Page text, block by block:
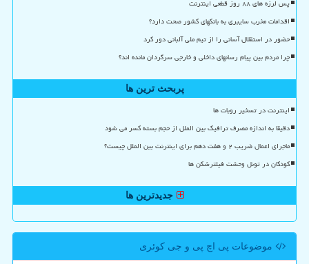
پس لرزه های ۸۸ روز قطعی اینترنت
اقدامات مخرب سایبری به بانکهای کشور صحت دارد؟
حضور در استقلال آسانی را از تیم ملی آلبانی دور کرد
چرا مردم بین پیام رسانهای داخلی و خارجی سرگردان مانده اند؟
پربحث ترین ها
اینترنت در تسخیر روبات ها
دقیقا به اندازه مصرف ترافیک بین الملل از حجم بسته کسر می شود
ماجرای اعمال ضریب ۲ و هفت دهم برای اینترنت بین الملل چیست؟
کودکان در تونل وحشت فیلترشکن ها
جدیدترین ها
موضوعات پی اچ پی و جی كوئری